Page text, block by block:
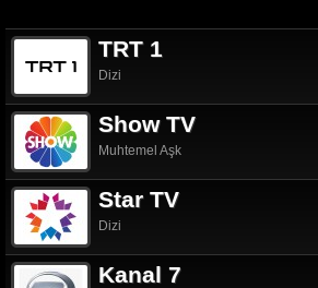
TRT 1
Dizi
Show TV
Muhtemel Aşk
Star TV
Dizi
Kanal 7